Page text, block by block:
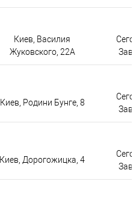
Киев, Василия
Жуковского, 22А
Киев, Родини Бунге, 8
Киев, Дорогожицка, 4